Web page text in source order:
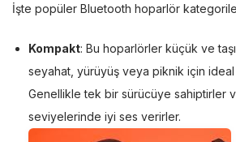
İşte popüler Bluetooth hoparlör
Kompakt: Bu hoparlörler küçük ve
seyahat, yürüyüş veya piknik için ideal
Genellikle tek bir sürücüye sahiptirler
seviyelerinde iyi ses verirler.